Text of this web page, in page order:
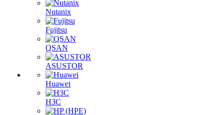
Nutanix
Fujitsu
QSAN
ASUSTOR
Huawei
H3C